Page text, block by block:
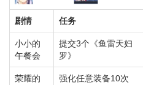
剧情 任务
小小的
午餐会
提交3个《鱼雷天妇
罗》
荣耀的
强化任意装备10次